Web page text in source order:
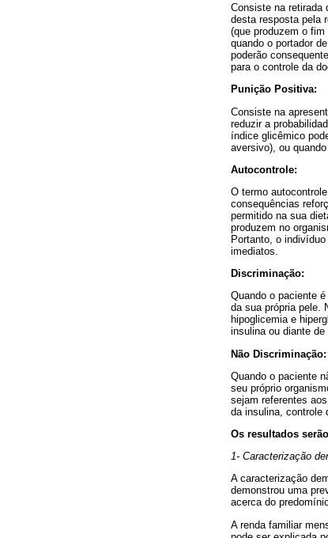
Consiste na retirada
desta resposta pela
(que produzem o
quando o portador
poderão
para o controle da
Punição Positiva:
Consiste na
reduzir a
índice glicêmico
aversivo), ou
Autocontrole:
O termo
consequências
permitido na sua
produzem no
Portanto, o
imediatos.
Discriminação:
Quando o paciente
da sua própria pele.
hipoglicemia e
insulina ou diante
Não Discriminação:
Quando o paciente
seu próprio
sejam referentes
da insulina, controle
Os resultados
1- Caracterização
A caracterização
demonstrou uma
acerca do
A renda familiar